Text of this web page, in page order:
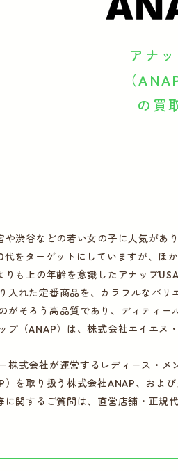
アナ
（
の買
や渋谷などの若い女の子に人気があ
をターゲットにしていますが、ほ
りも上の年齢を意識したアナップ
入れた定番商品を、カラフルなバリ
がそろう高品質であり、ディティ
プ（ANAP）は、株式会社エイエヌ
株式会社が運営するレディース・
）を取り扱う株式会社ANAP、およ
に関するご質問は、直営店舗・正規